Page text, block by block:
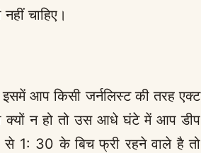
चाहिए।
आप किसी जर्नलिस्ट की तरह एक्ट
क्यों न हो तो उस आधे घंटे में आप डीप
1: 30 के बिच फ्री रहने वाले है तो